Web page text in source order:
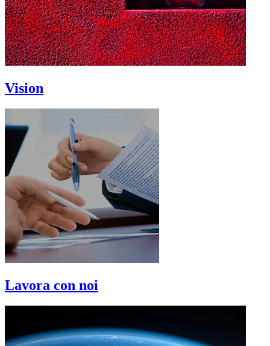
Vision
Lavora con noi